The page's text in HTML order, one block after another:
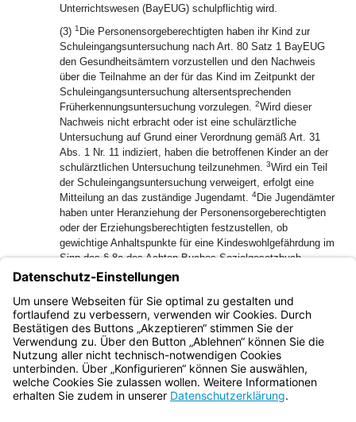
Unterrichtswesen (BayEUG) schulpflichtig wird.
(3) 1 Die Personensorgeberechtigten haben ihr Kind zur
Schuleingangsuntersuchung nach Art. 80 Satz 1 BayEUG
den Gesundheitsämtern vorzustellen und den Nachweis
über die Teilnahme an der für das Kind im Zeitpunkt der
Schuleingangsuntersuchung altersentsprechenden
Früherkennungsuntersuchung vorzulegen. 2Wird dieser
Nachweis nicht erbracht oder ist eine schulärztliche
Untersuchung auf Grund einer Verordnung gemäß Art. 31
Abs. 1 Nr. 11 indiziert, haben die betroffenen Kinder an der
schulärztlichen Untersuchung teilzunehmen. 3Wird ein Teil
der Schuleingangsuntersuchung verweigert, erfolgt eine
Mitteilung an das zuständige Jugendamt. 4Die Jugendämter
haben unter Heranziehung der Personensorgeberechtigten
oder der Erziehungsberechtigten festzustellen, ob
gewichtige Anhaltspunkte für eine Kindeswohlgefährdung im
Sinn des § 8a des Achten Buches Sozialgesetzbuch
bestehen. Bei der Schuleingangsuntersuchung nach Satz
1 sind vorhandene Impfausweise und Impfbescheinigungen
(§ 22 des Infektionsschutzgesetzes) der Kinder durch die
Personensorgeberechtigten vorzulegen.
Bayern.de
BayernPortal